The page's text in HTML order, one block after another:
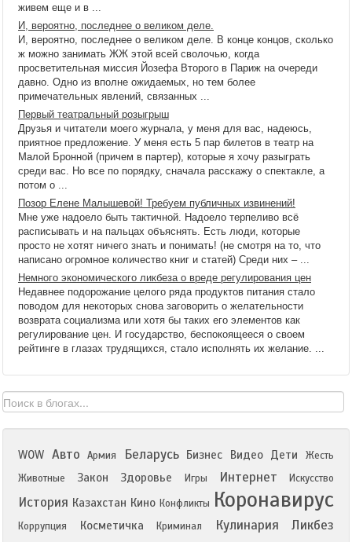
живем еще и в ...
И, вероятно, последнее о великом деле.
И, вероятно, последнее о великом деле. В конце концов, сколько
ж можно занимать ЖЖ этой всей сволочью, когда
просветительная миссия Йозефа Второго в Париж на очереди
давно. Одно из вполне ожидаемых, но тем более
примечательных явлений, связанных ...
Первый театральный розыгрыш
Друзья и читатели моего журнала, у меня для вас, надеюсь,
приятное предложение. У меня есть 5 пар билетов в театр на
Малой Бронной (причем в партер), которые я хочу разыграть
среди вас. Но все по порядку, сначала расскажу о спектакле, а
потом о ...
Позор Елене Малышевой! Требуем публичных извинений!
Мне уже надоело быть тактичной. Надоело терпеливо всё
расписывать и на пальцах объяснять. Есть люди, которые
просто не хотят ничего знать и понимать! (не смотря на то, что
написано огромное количество книг и статей) Среди них – ...
Немного экономического ликбеза о вреде регулирования цен
Недавнее подорожание целого ряда продуктов питания стало
поводом для некоторых снова заговорить о желательности
возврата социализма или хотя бы таких его элементов как
регулирование цен. И государство, беспокоящееся о своем
рейтинге в глазах трудящихся, стало исполнять их желание. ...
WOW Авто Армия Беларусь Бизнес Видео Дети
Жесть
Животные
Закон Здоровье Игры Интернет Искусство
История Казахстан Кино Конфликты Коронавирус
Коррупция Косметичка Криминал Кулинария
Ликбез